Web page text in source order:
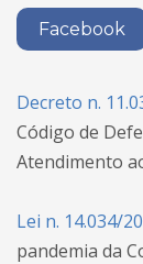
Facebook
Decreto n.
Código de
Atendimento
Lei n. 14.034/
pandemia da